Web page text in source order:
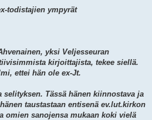
todistajien ympyrät
yksi Veljesseuran
kirjoittajista, tekee siellä.
ettei hän ole ex-Jt.
Tässä hänen kiinnostava ja
taustastaan entisenä ev.lut.kirkon
omien sanojensa mukaan koki vielä